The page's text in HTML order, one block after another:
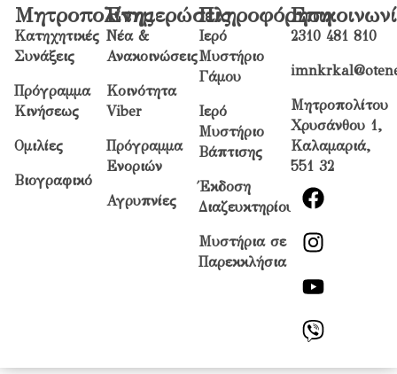
Μητροπολίτης
Κατηχητικές
Συνάξεις
Πρόγραμμα
Κινήσεως
Ομιλίες
Βιογραφικό
Ενημερώσεις
Νέα &
Ανακοινώσεις
Κοινότητα
Viber
Πρόγραμμα
Ενοριών
Αγρυπνίες
Πληροφόρηση
Ιερό
Μυστήριο
Γάμου
Ιερό
Μυστήριο
Βάπτισης
Έκδοση
Διαζευκτηρίου
Μυστήρια σε
Παρεκκλήσια
2310 481 810
Μητροπολίτου
Χρυσάνθου 1,
Καλαμαριά,
551 32